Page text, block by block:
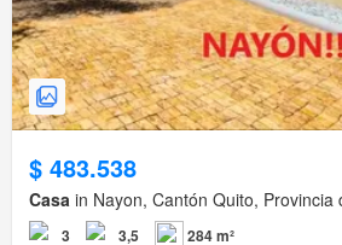
$ 483.538
Casa in Nayon, Cantón Quito, Provincia
3 3,5 284 m²